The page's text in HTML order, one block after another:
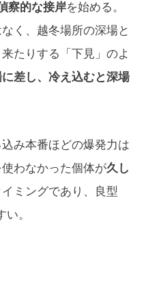
察的な接岸を始める。
く、越冬場所の深場と
たりする「下見」のよ
差し、冷え込むと深場
み本番ほどの爆発力は
わなかった個体が久し
イミングであり、良型
。